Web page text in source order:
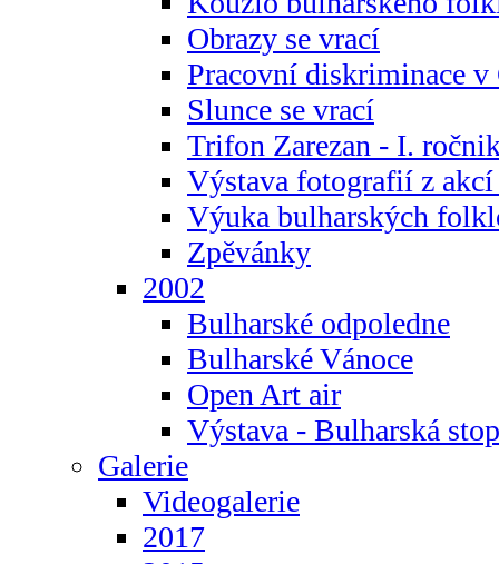
Obrazy se vrací
Pracovní diskriminace
Slunce se vrací
Trifon Zarezan - I.
Výstava fotografií z akcí
Výuka bulharských
Zpěvánky
2002
Bulharské odpoledne
Bulharské Vánoce
Open Art air
Výstava - Bulharská
Galerie
Videogalerie
2017